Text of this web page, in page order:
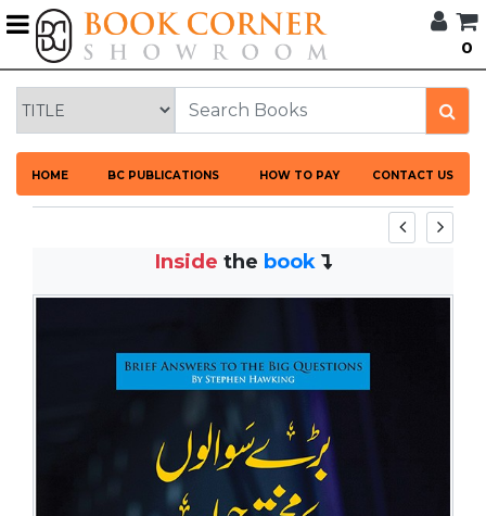
0
HOME BC PUBLICATIONS HOW TO PAY CONTACT US
BROWSE
CORNER
HOME
BOOK
CORNER
DISCOUNTS
Inside the book